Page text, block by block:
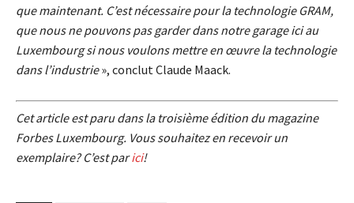
que maintenant. C’est nécessaire pour la technologie GRAM,
que nous ne pouvons pas garder dans notre garage ici au
Luxembourg si nous voulons mettre en œuvre la technologie
dans l’industrie», conclut Claude Maack.
Cet article est paru dans la troisième édition du magazine
Forbes Luxembourg. Vous souhaitez en recevoir un
exemplaire? C’est parici!